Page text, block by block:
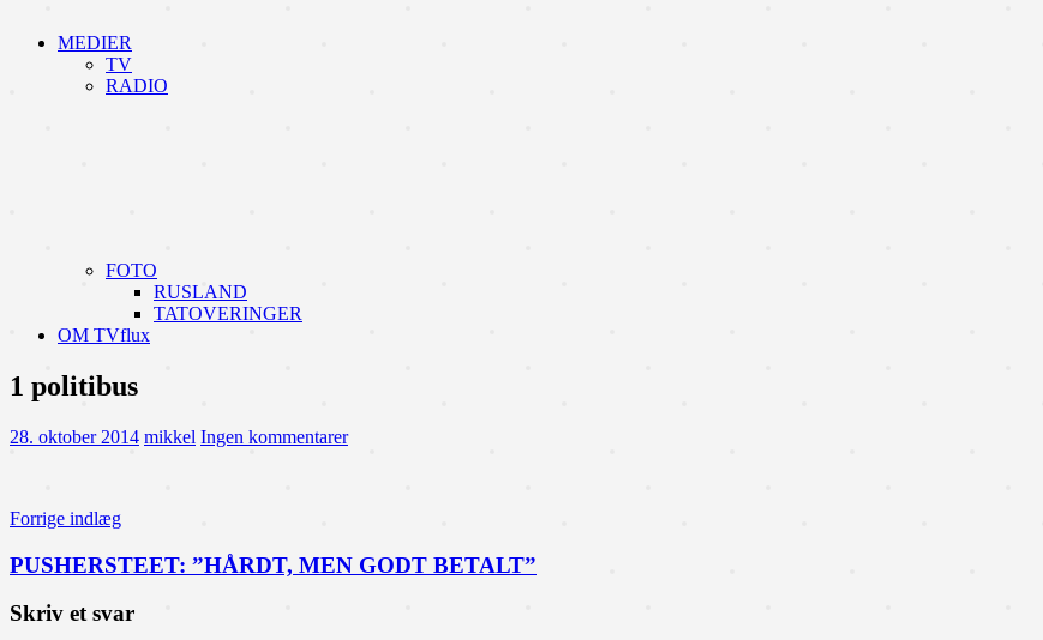
MEDIER
TV
RADIO
FOTO
RUSLAND
TATOVERINGER
OM TVflux
1 politibus
28. oktober 2014 mikkel Ingen kommentarer
Indlægsnavigation
Forrige indlæg
PUSHERSTEET: ”HÅRDT, MEN GODT BETALT”
Skriv et svar